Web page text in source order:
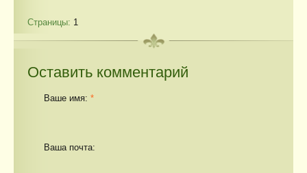
Страницы: 1
Оставить комментарий
Ваше имя: *
Ваша почта: